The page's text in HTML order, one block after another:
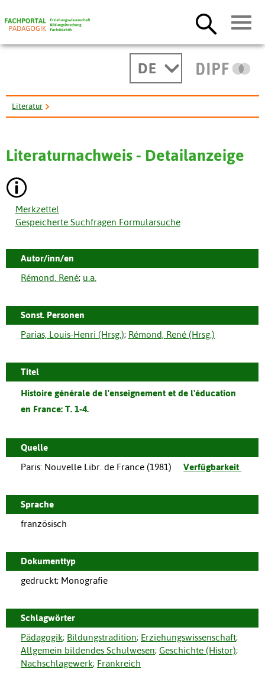
DE
Literatur
Literaturnachweis - Detailanzeige
Merkzettel
Gespeicherte Suchfragen Formularsuche
Autor/inn/en
Rémond, René; u.a.
Sonst. Personen
Parias, Louis-Henri (Hrsg.); Rémond, René (Hrsg.)
Titel
Histoire générale de l'enseignement et de l'éducation
en France: T. 1-4.
Quelle
Paris: Nouvelle Libr. de France (1981) Verfügbarkeit
Sprache
französisch
Dokumenttyp
gedruckt; Monografie
Schlagwörter
Pädagogik; Bildungstradition; Erziehungswissenschaft;
Allgemein bildendes Schulwesen; Geschichte (Histor);
Nachschlagewerk; Frankreich